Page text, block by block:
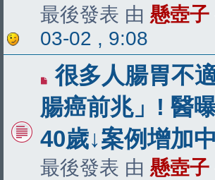
最後發表 由 懸壺子
03-02 , 9:08
很多人腸胃不
腸癌前兆」! 醫
40歲↓案例增加中
最後發表 由 懸壺子